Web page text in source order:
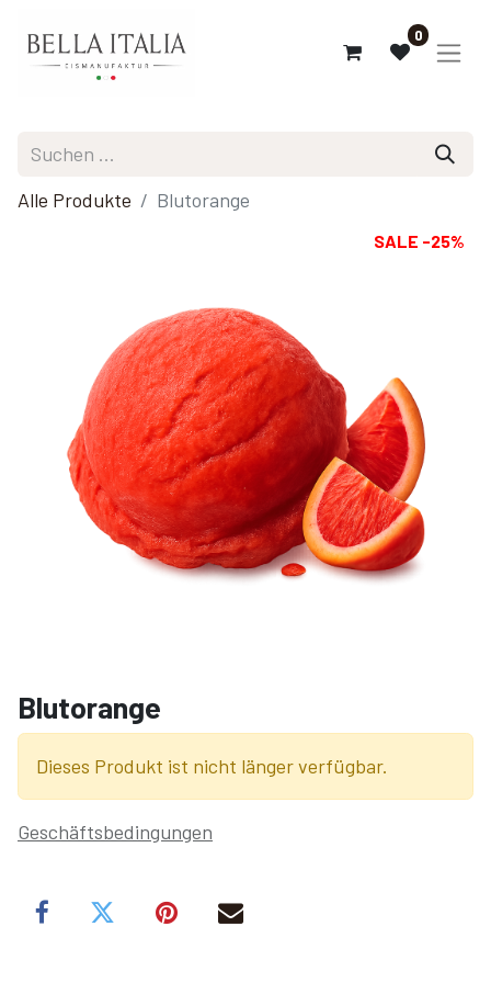
0
Alle Produkte Blutorange
SALE -25%
Blutorange
Dieses Produkt ist nicht länger verfügbar.
Geschäftsbedingungen